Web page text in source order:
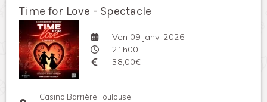
Time for Love - Spectacle
Ven 09 janv. 2026
21h00
38,00€
Casino Barrière Toulouse